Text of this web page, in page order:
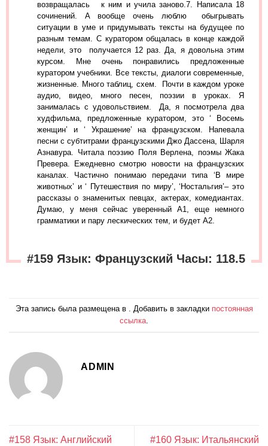
возвращалась к ним и учила заново.7. Написала 18
сочинений. А вообще очень люблю обыгрывать
ситуации в уме и придумывать тексты на будущее по
разным темам. С куратором общалась в конце каждой
недели, это получается 12 раз. Да, я довольна этим
курсом. Мне очень понравились предложенные
куратором учебники. Все тексты, диалоги современные,
жизненные. Много таблиц, схем. Почти в каждом уроке
аудио, видео, много песен, поэзии в уроках. Я
занималась с удовольствием. Да, я посмотрела два
худфильма, предложенные куратором, это ‘ Восемь
женщин’ и ‘ Украшение’ на французском. Напевала
песни с субтитрами французскими Джо Дассена, Шарля
Азнавура. Читала поэзию Поля Верлена, поэмы Жака
Превера. Ежедневно смотрю новости на французских
каналах. Частично понимаю передачи типа ‘В мире
животных’ и ‘ Путешествия по миру’, ‘Ностальгия’– это
рассказы о знаменитых певцах, актерах, комедиантах.
Думаю, у меня сейчас уверенный А1, еще немного
грамматики и пару лескических тем, и будет А2.
#159 Язык: Французский Часы: 118.5
Эта запись была размещена в . Добавить в закладки постоянная
ссылка
ADMIN
#158 Язык: Английский
#160 Язык: Итальянский